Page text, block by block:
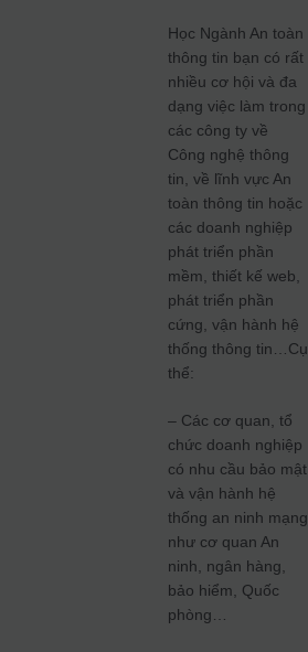
Học Ngành An toàn
thông tin bạn có rất
nhiều cơ hội và đa
dạng việc làm trong
các công ty về
Công nghệ thông
tin, về lĩnh vực An
toàn thông tin hoặc
các doanh nghiệp
phát triển phần
mềm, thiết kế web,
phát triển phần
cứng, vận hành hệ
thống thông tin…Cụ
thể:
– Các cơ quan, tổ
chức doanh nghiệp
có nhu cầu bảo mật
và vận hành hệ
thống an ninh mạng
như cơ quan An
ninh, ngân hàng,
bảo hiểm, Quốc
phòng…